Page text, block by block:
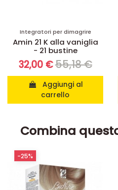
Integratori per dimagrire
Amin 21 K alla vaniglia
- 21 bustine
32,00 €55,18 €
carrello
Combina
-25%